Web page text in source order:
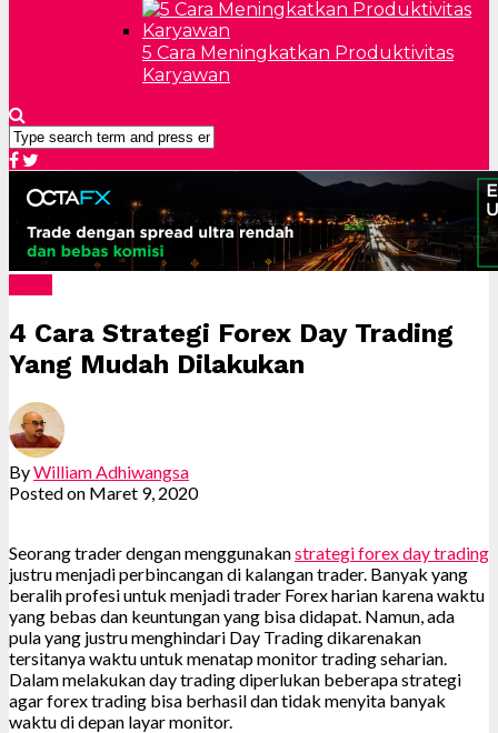
5 Cara Meningkatkan Produktivitas
Karyawan
4 Cara Strategi Forex Day Trading
Yang Mudah Dilakukan
ByWilliam Adhiwangsa
Posted on Maret 9, 2020
Seorang trader dengan menggunakanstrategi forex day trading
justru menjadi perbincangan di kalangan trader. Banyak yang
beralih profesi untuk menjadi trader Forex harian karena waktu
yang bebas dan keuntungan yang bisa didapat. Namun, ada
pula yang justru menghindari Day Trading dikarenakan
tersitanya waktu untuk menatap monitor trading seharian.
Dalam melakukan day trading diperlukan beberapa strategi
agar forex trading bisa berhasil dan tidak menyita banyak
waktu di depan layar monitor.